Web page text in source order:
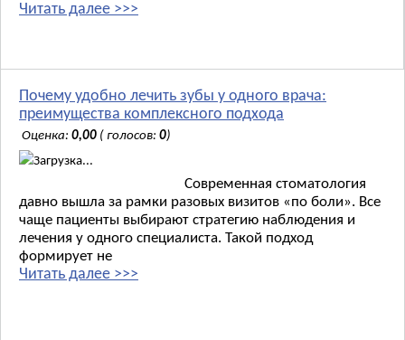
Читать далее >>>
Почему удобно лечить зубы у одного врача:
преимущества комплексного подхода
Оценка: 0,00 ( голосов: 0)
Загрузка...
Современная стоматология
давно вышла за рамки разовых визитов «по боли». Все
чаще пациенты выбирают стратегию наблюдения и
лечения у одного специалиста. Такой подход
формирует не
Читать далее >>>